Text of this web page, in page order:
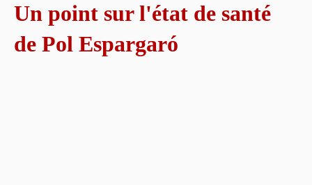
Un point sur l'état de santé
de Pol Espargaró